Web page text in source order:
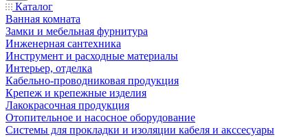
Каталог
Ванная комната
Замки и мебельная фурнитура
Инженерная сантехника
Инструмент и расходные материалы
Интерьер, отделка
Кабельно-проводниковая продукция
Крепеж и крепежные изделия
Лакокрасочная продукция
Отопительное и насосное оборудование
Системы для прокладки и изоляции кабеля и акссесуары